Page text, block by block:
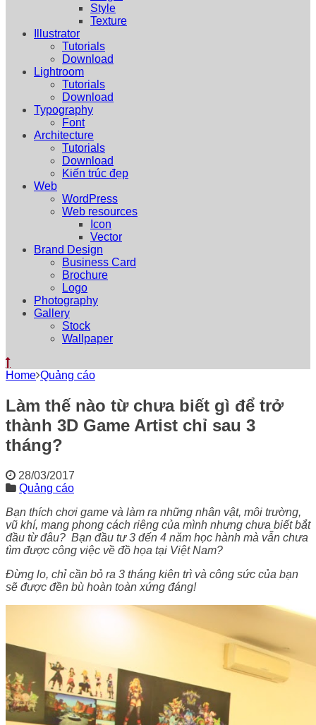
Style
Texture
Illustrator
Tutorials
Download
Lightroom
Tutorials
Download
Typography
Font
Architecture
Tutorials
Download
Kiến trúc đẹp
Web
WordPress
Web resources
Icon
Vector
Brand Design
Business Card
Brochure
Logo
Photography
Gallery
Stock
Wallpaper
Home Quảng cáo
Làm thế nào từ chưa biết gì để trở
thành 3D Game Artist chỉ sau 3
tháng?
28/03/2017
Quảng cáo
Bạn thích chơi game và làm ra những nhân vật, môi trường,
vũ khí, mang phong cách riêng của mình nhưng chưa biết bắt
đầu từ đâu? Bạn đầu tư 3 đến 4 năm học hành mà vẫn chưa
tìm được công việc về đồ họa tại Việt Nam?
Đừng lo, chỉ cần bỏ ra 3 tháng kiên trì và công sức của bạn
sẽ được đền bù hoàn toàn xứng đáng!